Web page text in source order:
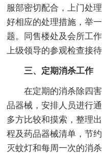
服部密切配合，上门处
好相应的处理措施，举
题。同售楼处及会所工
上级领导的参观检查接待
三、定期消杀工作
在定期的消杀除四害
品器械，安排人员进行
多方比较和摸索，整理
程及药品器械清单，节
灭蚊灯和每周一次的消